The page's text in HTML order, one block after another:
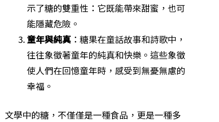
示了糖的雙重性：它既能帶來甜蜜，也可
能隱藏危險。
童年與純真 ：糖果在童話故事和詩歌中，
往往象徵著童年的純真和快樂。這些象徵
使人們在回憶童年時，感受到無憂無慮的
幸福。
文學中的糖，不僅僅是一種食品，更是一種多